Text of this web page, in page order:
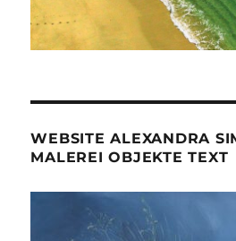
WEBSITE ALEXANDRA
MALEREI OBJEKTE TEXT